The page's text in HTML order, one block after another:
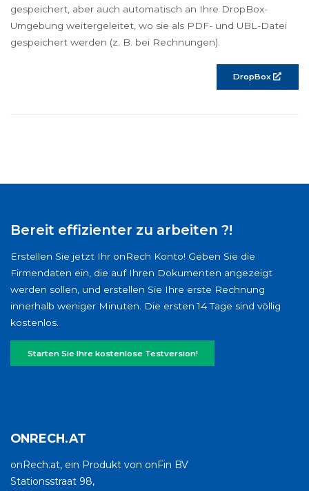
gespeichert, aber auch automatisch an Ihre DropBox-
Umgebung weitergeleitet, wo sie als PDF- und UBL-Datei
gespeichert werden (z. B. bei Rechnungen).
DropBox
Bereit effizienter zu arbeiten ?!
Erstellen Sie jetzt Ihr onRech Konto! Geben Sie die
Firmendaten ein, die auf Ihren Dokumenten angezeigt
werden sollen, und erstellen Sie Ihre erste Rechnung
innerhalb weniger Minuten. Die ersten 14 Tage sind völlig
kostenlos.
Starten Sie Ihre kostenlose Testversion!
ONRECH.AT
onRech.at, ein Produkt von onFin BV
Stationsstraat 98,